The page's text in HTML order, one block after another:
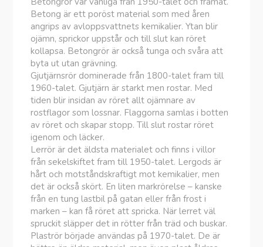
Betong är ett poröst material som med åren
angrips av avloppsvattnets kemikalier. Ytan blir
ojämn, sprickor uppstår och till slut kan röret
kollapsa. Betongrör är också tunga och svåra att
byta ut utan grävning.
Gjutjärnsrör dominerade från 1800-talet fram till
1960-talet. Gjutjärn är starkt men rostar. Med
tiden blir insidan av röret allt ojämnare av
rostflagor som lossnar. Flaggorna samlas i botten
av röret och skapar stopp. Till slut rostar röret
igenom och läcker.
Lerrör är det äldsta materialet och finns i villor
från sekelskiftet fram till 1950-talet. Lergods är
hårt och motståndskraftigt mot kemikalier, men
det är också skört. En liten markrörelse – kanske
från en tung lastbil på gatan eller från frost i
marken – kan få röret att spricka. När lerret väl
spruckit släpper det in rötter från träd och buskar.
Plaströr började användas på 1970-talet. De är